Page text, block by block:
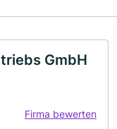
GmbH
Firma bewerten